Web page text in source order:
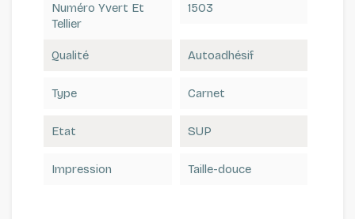
Numéro Yvert Et
Tellier
1503
Qualité Autoadhésif
Type Carnet
Etat SUP
Impression Taille-douce